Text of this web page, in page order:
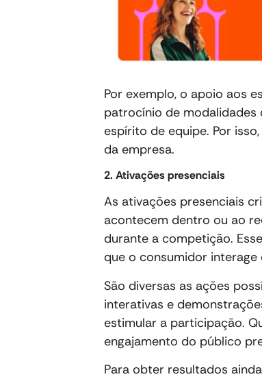
Por exemplo, o apoio aos
patrocínio de
espírito de equipe. Por
da empresa.
2. Ativações presenciais
As ativações presenciais
acontecem dentro ou ao
durante a competição.
que o consumidor
São diversas as ações
interativas e
estimular a participação.
engajamento do público
Para obter resultados